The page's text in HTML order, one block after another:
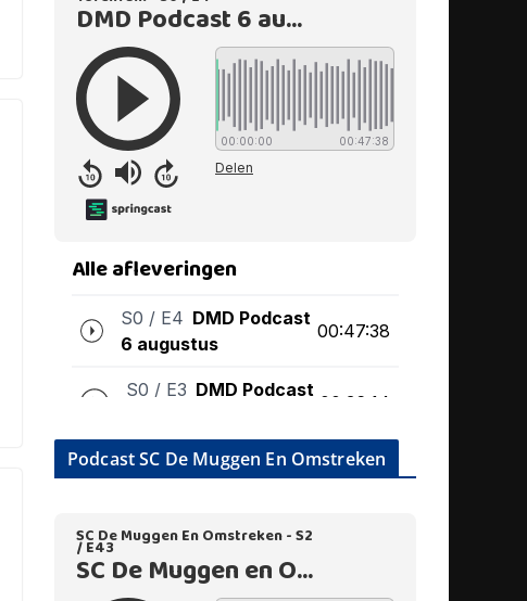
Podcast SC De Muggen En Omstreken